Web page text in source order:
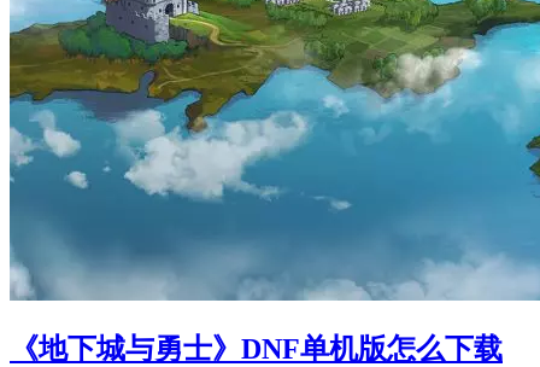
《地下城与勇士》DNF单机版怎么下载